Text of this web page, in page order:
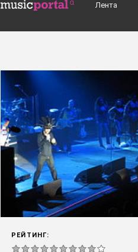
Перейти к основному содержанию
Лента
РЕЙТИНГ: